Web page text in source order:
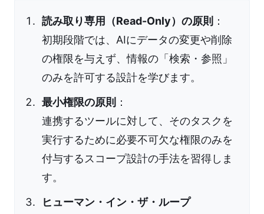
読み取り専用（Read-Only）の原則 ：
初期段階では、AIにデータの変更や削除
の権限を与えず、情報の「検索・参照」
のみを許可する設計を学びます。
最小権限の原則 ：
連携するツールに対して、そのタスクを
実行するために必要不可欠な権限のみを
付与するスコープ設計の手法を習得しま
す。
ヒューマン・イン・ザ・ループ